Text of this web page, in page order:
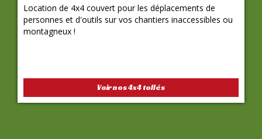
Location de 4x4 couvert pour les déplacements de
personnes et d'outils sur vos chantiers inaccessibles ou
montagneux !
Voir nos 4x4 tollés